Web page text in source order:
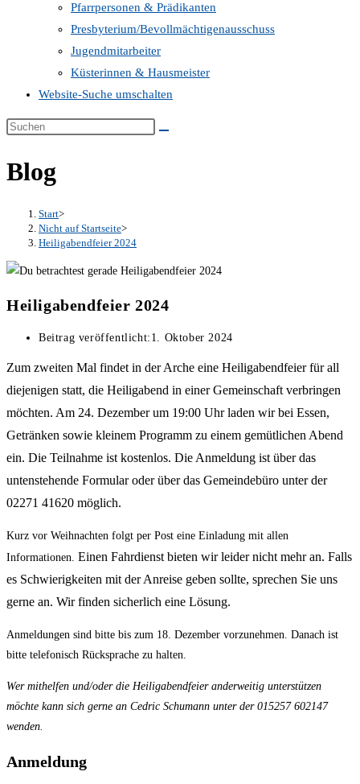
Pfarrpersonen & Prädikanten
Presbyterium/Bevollmächtigenausschuss
Jugendmitarbeiter
Küsterinnen & Hausmeister
Website-Suche umschalten
Blog
Start>
Nicht auf Startseite>
Heiligabendfeier 2024
Heiligabendfeier 2024
Beitrag veröffentlicht: 1. Oktober 2024
Zum zweiten Mal findet in der Arche eine Heiligabendfeier für all
diejenigen statt, die Heiligabend in einer Gemeinschaft verbringen
möchten. Am 24. Dezember um 19:00 Uhr laden wir bei Essen,
Getränken sowie kleinem Programm zu einem gemütlichen Abend
ein. Die Teilnahme ist kostenlos. Die Anmeldung ist über das
untenstehende Formular oder über das Gemeindebüro unter der
02271 41620 möglich.
Kurz vor Weihnachten folgt per Post eine Einladung mit allen
Informationen. Einen Fahrdienst bieten wir leider nicht mehr an. Falls
es Schwierigkeiten mit der Anreise geben sollte, sprechen Sie uns
gerne an. Wir finden sicherlich eine Lösung.
Anmeldungen sind bitte bis zum 18. Dezember vorzunehmen. Danach ist
bitte telefonisch Rücksprache zu halten.
Wer mithelfen und/oder die Heiligabendfeier anderweitig unterstützen
möchte kann sich gerne an Cedric Schumann unter der 015257 602147
wenden.
Anmeldung